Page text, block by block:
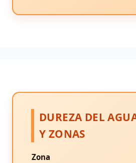
DUREZA DEL
Y ZONAS
Zona